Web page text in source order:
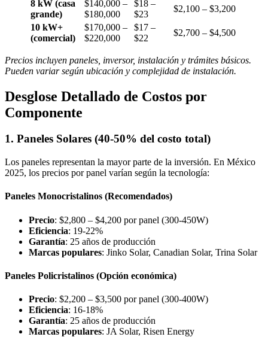
8 kW (casa
grande)
$140,000 –
$180,000
$18 –
$23
$2,100 – $3,200
10 kW+
(comercial)
$170,000 –
$220,000
$17 –
$22
$2,700 – $4,500
Precios incluyen paneles, inversor, instalación y trámites básicos.
Pueden variar según ubicación y complejidad de instalación.
Desglose Detallado de Costos por
Componente
1. Paneles Solares (40-50% del costo total)
Los paneles representan la mayor parte de la inversión. En México
2025, los precios por panel varían según la tecnología:
Paneles Monocristalinos (Recomendados)
Precio: $2,800 – $4,200 por panel (300-450W)
Eficiencia: 19-22%
Garantía: 25 años de producción
Marcas populares: Jinko Solar, Canadian Solar, Trina Solar
Paneles Policristalinos (Opción económica)
Precio: $2,200 – $3,500 por panel (300-400W)
Eficiencia: 16-18%
Garantía: 25 años de producción
Marcas populares: JA Solar, Risen Energy